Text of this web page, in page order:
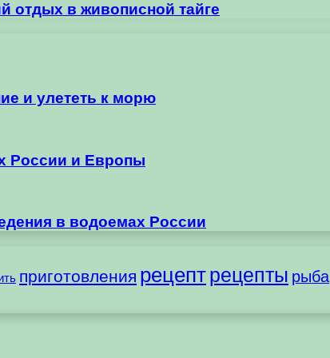
отдых в живописной тайге
и улететь к морю
России и Европы
в водоемах России
приготовления рецептрецепты рыба